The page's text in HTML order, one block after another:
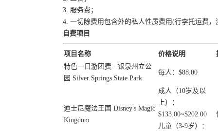
3. 服务费；
4. 一切除费用包含外的私人性质费用(行李托运费，
自费项目
项目名称 价格说明
特色一日游团费 - 银泉州立公
园 Silver Springs State Park
每人：$88.00
迪士尼魔法王国 Disney's Magic
Kingdom
成人（10岁及以
上）：
$133.00~$202.00
儿童（3-9岁）：